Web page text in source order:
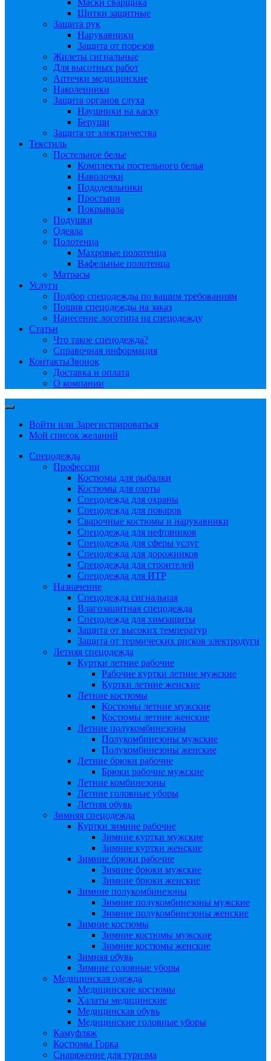
Маски сварщика
Щитки защитные
Защита рук
Нарукавники
Защита от порезов
Жилеты сигнальные
Для высотных работ
Аптечки медицинские
Наколенники
Защита органов слуха
Наушники на каску
Беруши
Защита от электричества
Текстиль
Постельное белье
Комплекты постельного белья
Наволочки
Пододеяльники
Простыни
Покрывала
Подушки
Одеяла
Полотенца
Махровые полотенца
Вафельные полотенца
Матрасы
Услуги
Подбор спецодежды по вашим требованиям
Пошив спецодежды на заказ
Нанесение логотипа на спецодежду
Статьи
Что такое спецодежда?
Справочная информация
КонтактыЗвонок
Доставка и оплата
О компании
Войти или Зарегистрироваться
Мой список желаний
Спецодежда
Профессии
Костюмы для рыбалки
Костюмы для охоты
Спецодежда для охраны
Спецодежда для поваров
Сварочные костюмы и нарукавники
Спецодежда для нефтяников
Спецодежда для сферы услуг
Спецодежда для дорожников
Спецодежда для строителей
Спецодежда для ИТР
Назначение
Спецодежда сигнальная
Влагозащитная спецодежда
Спецодежда для химзащиты
Защита от высоких температур
Защита от термических рисков электродуги
Летняя спецодежда
Куртки летние рабочие
Рабочие куртки летние мужские
Куртки летние женские
Летние костюмы
Костюмы летние мужские
Костюмы летние женские
Летние полукомбинезоны
Полукомбинезоны мужские
Полукомбинезоны женские
Летние брюки рабочие
Брюки рабочие мужские
Летние комбинезоны
Летние головные уборы
Летняя обувь
Зимняя спецодежда
Куртки зимние рабочие
Зимние куртки мужские
Зимние куртки женские
Зимние брюки рабочие
Зимние брюки мужские
Зимние брюки женские
Зимние полукомбинезоны
Зимние полукомбинезоны мужские
Зимние полукомбинезоны женские
Зимние костюмы
Зимние костюмы мужские
Зимние костюмы женские
Зимняя обувь
Зимние головные уборы
Медицинская одежда
Медицинские костюмы
Халаты медицинские
Медицинская обувь
Медицинские головные уборы
Камуфляж
Костюмы Горка
Снаряжение для туризма